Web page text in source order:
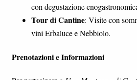
con degustazione
Tour di Cantine: Visite con
vini Erbaluce e Nebbiolo.
Prenotazioni e Informazioni